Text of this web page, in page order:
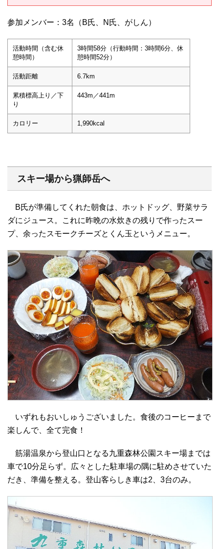
参加メンバー：3名（B氏、N氏、がしん）
活動時間（含む休
憩時間）
3時間58分（行動時間：3時間6分、休
憩時間52分）
活動距離 6.7km
累積標高上り／下
り
443m／441m
カロリー 1,990kcal
スキー場から猟師岳へ
B氏が準備してくれた朝食は、ホットドッグ、野菜サラ
ダにジュース。これに昨晩の水炊きの残りで作ったスー
プ、余ったスモークチーズとくん玉というメニュー。
いずれもおいしゅうございました。食後のコーヒーまで
楽しんで、全て完食！
筋湯温泉から登山口となる九重森林公園スキー場までは
車で10分足らず。広々とした駐車場の隅に駐めさせていた
だき、準備を整える。登山客らしき車は2、3台のみ。